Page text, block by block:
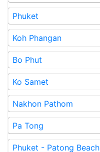
Phuket
Koh Phangan
Bo Phut
Ko Samet
Nakhon Pathom
Pa Tong
Phuket - Patong Beach